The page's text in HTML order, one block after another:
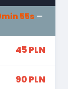
54s —
45 PLN
90 PLN